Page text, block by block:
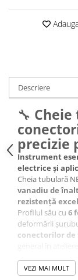
Descriere
🔧
precizie
Instrument
electrice și
Cheia tubulară
vanadiu de
rezistență
Profilul său cu 6
deformării
conectorilor de
durată lungă
VEZI MAI MULT